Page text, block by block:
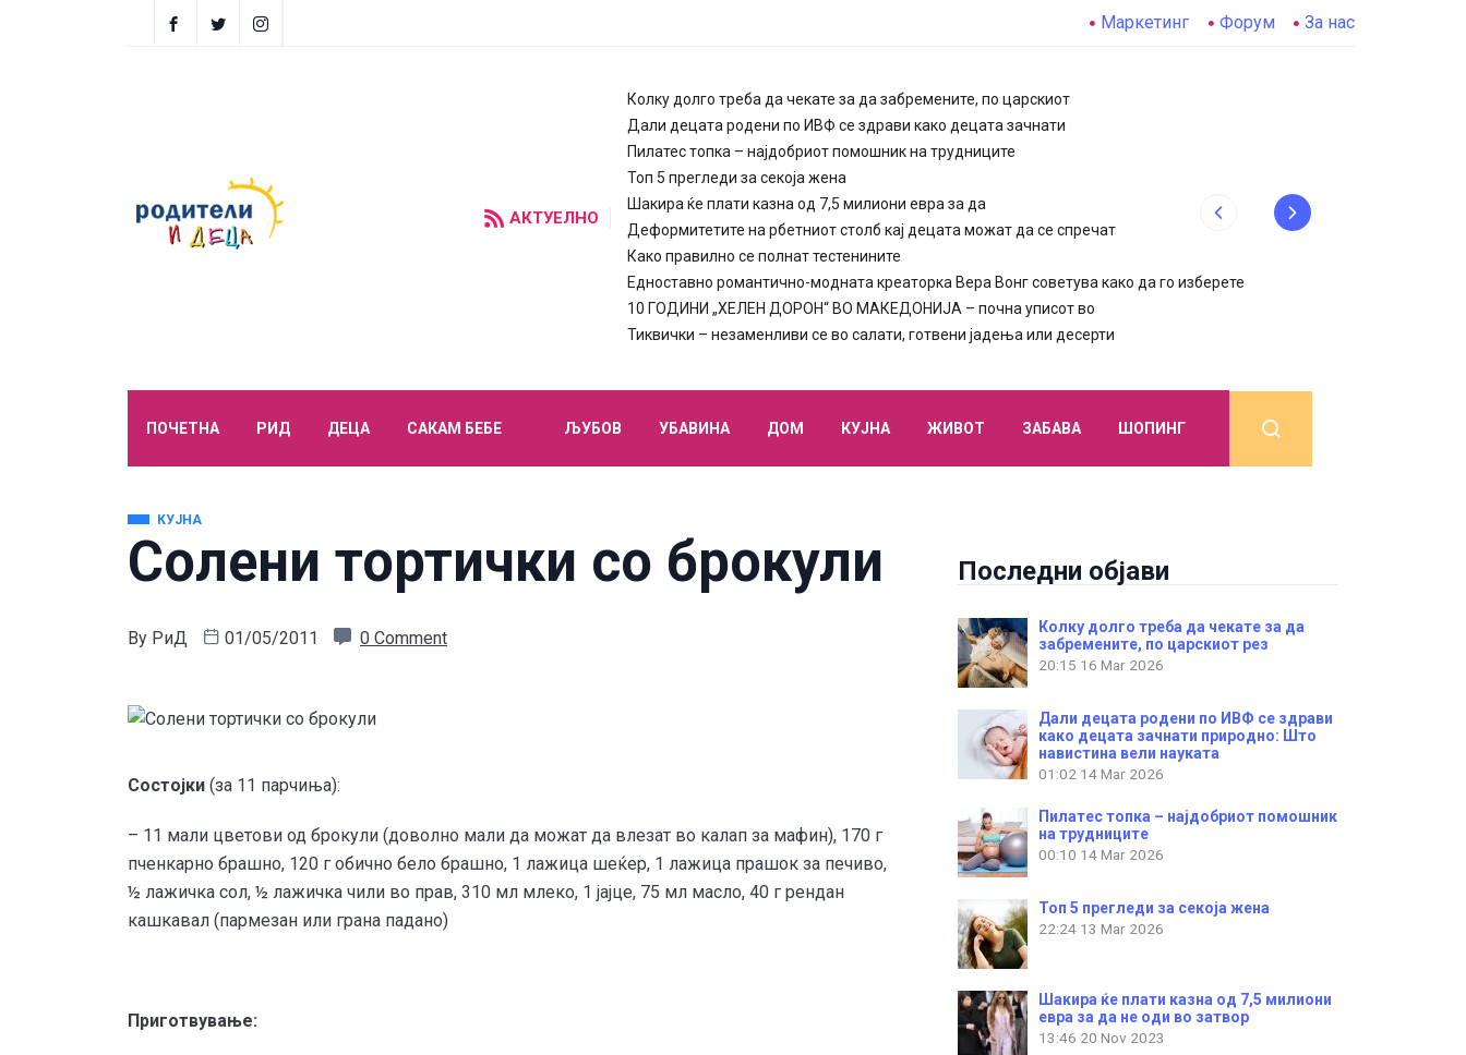
Маркетинг Форум За нас
АКТУЕЛНО
Колку долго треба да чекате за да забремените, по царскиот
Дали децата родени по ИВФ се здрави како децата зачнати
Пилатес топка – најдобриот помошник на трудниците
Топ 5 прегледи за секоја жена
Шакира ќе плати казна од 7,5 милиони евра за да
Деформитетите на рбетниот столб кај децата можат да се спречат
Како правилно се полнат тестенините
Едноставно романтично-модната креаторка Вера Вонг советува како да го изберете
10 ГОДИНИ „ХЕЛЕН ДОРОН“ ВО МАКЕДОНИЈА – почна уписот во
Тиквички – незаменливи се во салати, готвени јадења или десерти
ПОЧЕТНА РИД ДЕЦА САКАМ БЕБЕ ЉУБОВ УБАВИНА ДОМ КУЈНА ЖИВОТ ЗАБАВА ШОПИНГ
КУЈНА
Солени тортички со брокули
By РиД 01/05/2011 0 Comment
Состојки (за 11 парчиња):
– 11 мали цветови од брокули (доволно мали да можат да влезат во калап за мафин), 170 г
пченкарно брашно, 120 г обично бело брашно, 1 лажица шеќер, 1 лажица прашок за печиво,
½ лажичка сол, ½ лажичка чили во прав, 310 мл млеко, 1 јајце, 75 мл масло, 40 г рендан
кашкавал (пармезан или грана падано)
Приготвување:
Последни објави
Колку долго треба да чекате за да
забремените, по царскиот рез
20:15 16 Mar 2026
Дали децата родени по ИВФ се здрави
како децата зачнати природно: Што
навистина вели науката
01:02 14 Mar 2026
Пилатес топка – најдобриот помошник
на трудниците
00:10 14 Mar 2026
Топ 5 прегледи за секоја жена
22:24 13 Mar 2026
Шакира ќе плати казна од 7,5 милиони
евра за да не оди во затвор
13:46 20 Nov 2023